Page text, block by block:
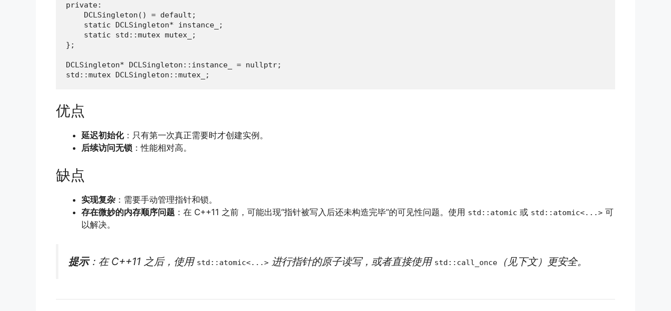
private:
    DCLSingleton() = default;
    static DCLSingleton* instance_;
    static std::mutex mutex_;
};
DCLSingleton* DCLSingleton::instance_ = nullptr;
std::mutex DCLSingleton::mutex_;
优点
延迟初始化：只有第一次真正需要时才创建实例。
后续访问无锁 ：性能相对高。
缺点
实现复杂：需要手动管理指针和锁。
存在微妙的内存顺序问题 ：在 C++11 之前，可能出现“指针被写入后还未构造完毕”的可见性问题。使用 std::atomic 或 std::atomic<...> 可
以解决。
提示：在 C++11 之后，使用 std::atomic<...> 进行指针的原子读写，或者直接使用 std::call_once （见下文）更安全。